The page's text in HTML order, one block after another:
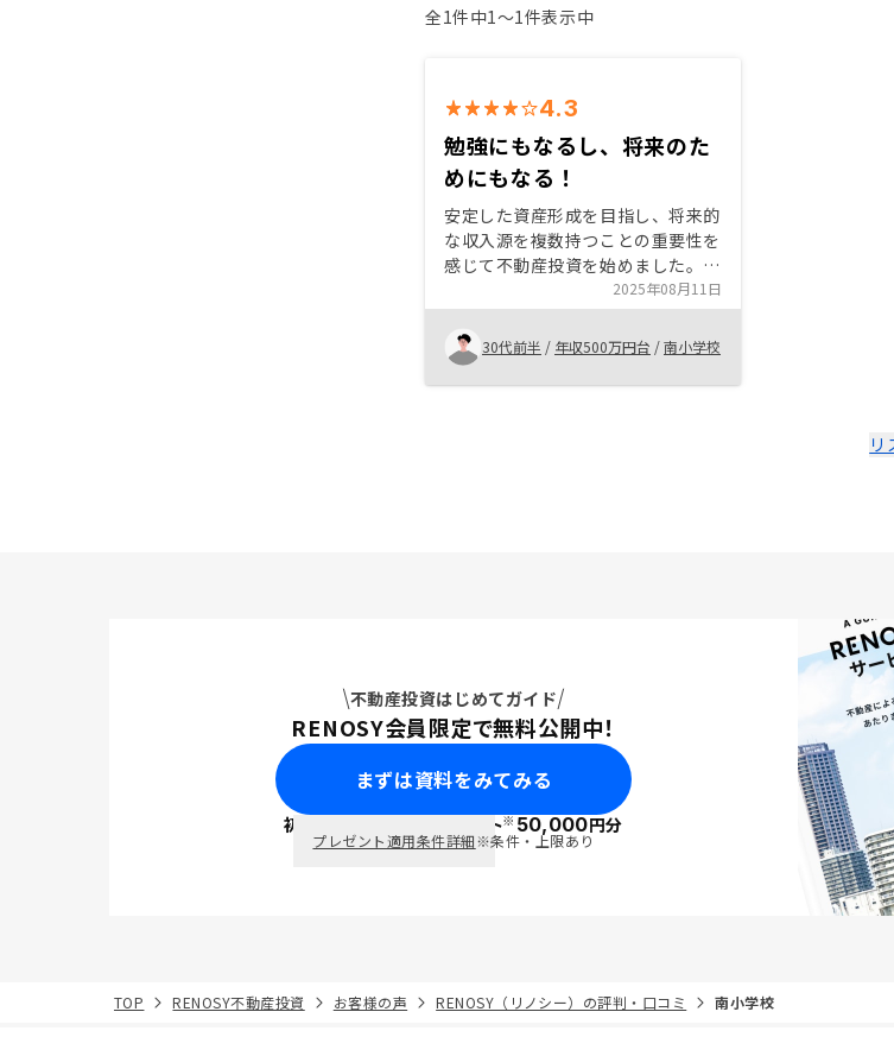
全1件中1〜1件表示中
4.3
勉強にもなるし、将来のた
めにもなる！
安定した資産形成を目指し、将来的
な収入源を複数持つことの重要性を
感じて不動産投資を始めました。株
や投資信託と異なり、実物資産とし
ての安心感やインフレヘッジ効果に
魅力を覚えました。また、家族のた
めにも長期的に資産を守る手段とし
て最適だと考えています。 特にリ
2025年08月11日
30代前半 / 年収500万円台 /南小学校
リ
不動産投資はじめてガイド
RENOSY会員限定で無料公開中！
まずは資料をみてみる
初回面談で ポイント※50,000円分
プレゼント適用条件詳細※条件・上限あり
TOP RENOSY不動産投資 お客様の声 RENOSY（リノシー）の評判・口コミ 南小学校